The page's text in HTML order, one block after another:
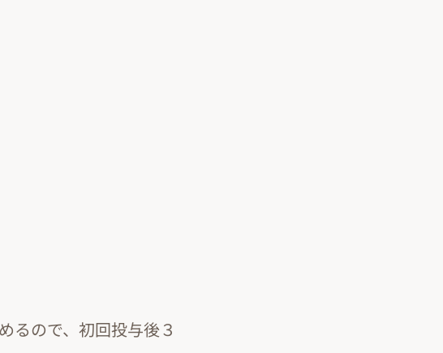
るので、初回投与後３